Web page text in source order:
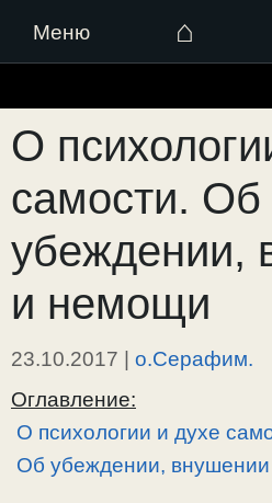
Меню ⌂
к
содержимому
О
самости. Об
убеждении,
и немощи
23.10.2017 | о.Серафим.
Оглавление:
О психологии и духе
Об убеждении,